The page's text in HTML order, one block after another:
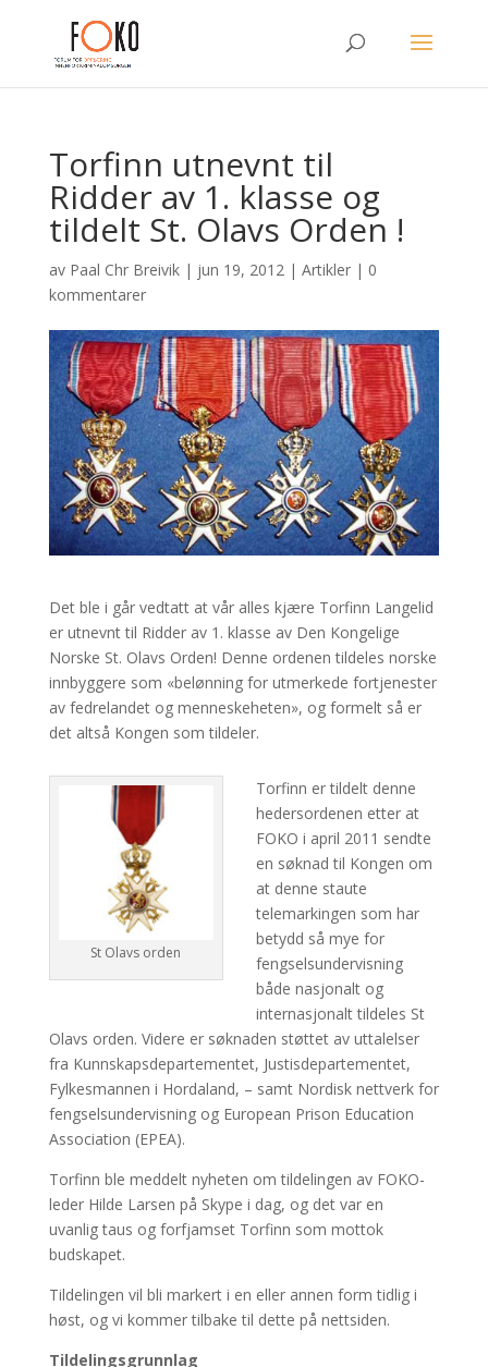
Torfinn utnevnt til
Ridder av 1. klasse og
tildelt St. Olavs Orden !
av Paal Chr Breivik| jun 19, 2012| Artikler| 0
kommentarer
Det ble i går vedtatt at vår alles kjære Torfinn Langelid
er utnevnt til Ridder av 1. klasse av Den Kongelige
Norske St. Olavs Orden! Denne ordenen tildeles norske
innbyggere som «belønning for utmerkede fortjenester
av fedrelandet og menneskeheten», og formelt så er
det altså Kongen som tildeler.
St Olavs orden
Torfinn er tildelt denne
hedersordenen etter at
FOKO i april 2011 sendte
en søknad til Kongen om
at denne staute
telemarkingen som har
betydd så mye for
fengselsundervisning
både nasjonalt og
internasjonalt tildeles St
Olavs orden. Videre er søknaden støttet av uttalelser
fra Kunnskapsdepartementet, Justisdepartementet,
Fylkesmannen i Hordaland, – samt Nordisk nettverk for
fengselsundervisning og European Prison Education
Association (EPEA).
Torfinn ble meddelt nyheten om tildelingen av FOKO-
leder Hilde Larsen på Skype i dag, og det var en
uvanlig taus og forfjamset Torfinn som mottok
budskapet.
Tildelingen vil bli markert i en eller annen form tidlig i
høst, og vi kommer tilbake til dette på nettsiden.
Tildelingsgrunnlag